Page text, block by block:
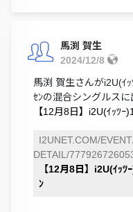
馬渕 賀生
2024/12/8
馬渕 賀生さんがi2U(ｲ
ｾﾝの混合シングルスに
【12月8日】i2U(ｲｯﾂ
I2UNET.COM/
DETAIL/
【12月8日】i2U(ｲｯ
ﾝ